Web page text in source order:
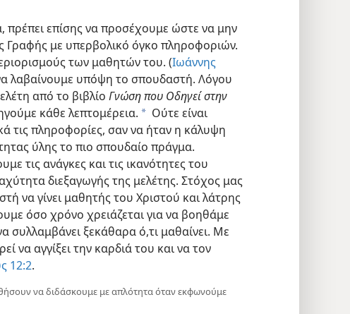
πρέπει επίσης να προσέχουμε ώστε να μην
Γραφής με υπερβολικό όγκο πληροφοριών.
των μαθητών του. (Ιωάννης
λαβαίνουμε υπόψη το σπουδαστή. Λόγου
από το βιβλίο Γνώση που Οδηγεί στην
κάθε λεπτομέρεια. a Ούτε είναι
τις πληροφορίες, σαν να ήταν η κάλυψη
ύλης το πιο σπουδαίο πράγμα.
τις ανάγκες και τις ικανότητες του
διεξαγωγής της μελέτης. Στόχος μας
να γίνει μαθητής του Χριστού και λάτρης
όσο χρόνο χρειάζεται για να βοηθάμε
συλλαμβάνει ξεκάθαρα ό,τι μαθαίνει. Με
να αγγίξει την καρδιά του και να τον
12:2.
να διδάσκουμε με απλότητα όταν εκφωνούμε